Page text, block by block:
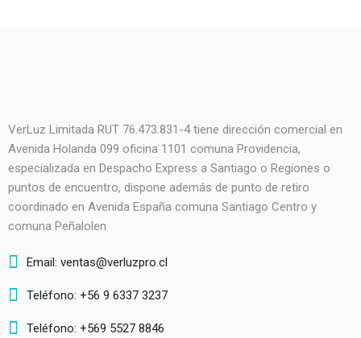
VerLuz Limitada RUT 76.473.831-4 tiene dirección comercial en
Avenida Holanda 099 oficina 1101 comuna Providencia,
especializada en Despacho Express a Santiago o Regiones o
puntos de encuentro, dispone además de punto de retiro
coordinado en Avenida España comuna Santiago Centro y
comuna Peñalolen
Email: ventas@verluzpro.cl
Teléfono: +56 9 6337 3237
Teléfono: +569 5527 8846